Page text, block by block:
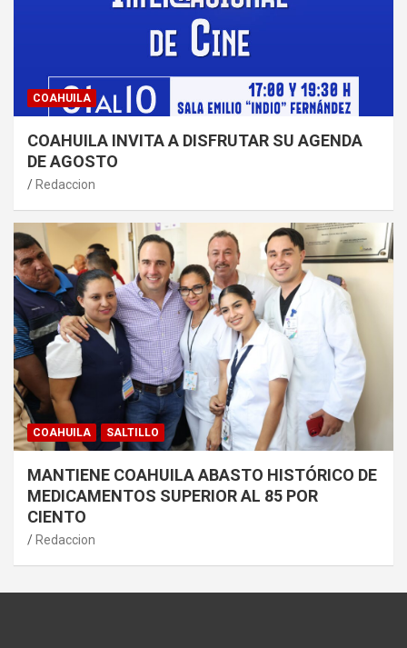
COAHUILA
COAHUILA INVITA A DISFRUTAR SU AGENDA
DE AGOSTO
Redaccion
COAHUILA SALTILLO
MANTIENE COAHUILA ABASTO HISTÓRICO DE
MEDICAMENTOS SUPERIOR AL 85 POR
CIENTO
Redaccion